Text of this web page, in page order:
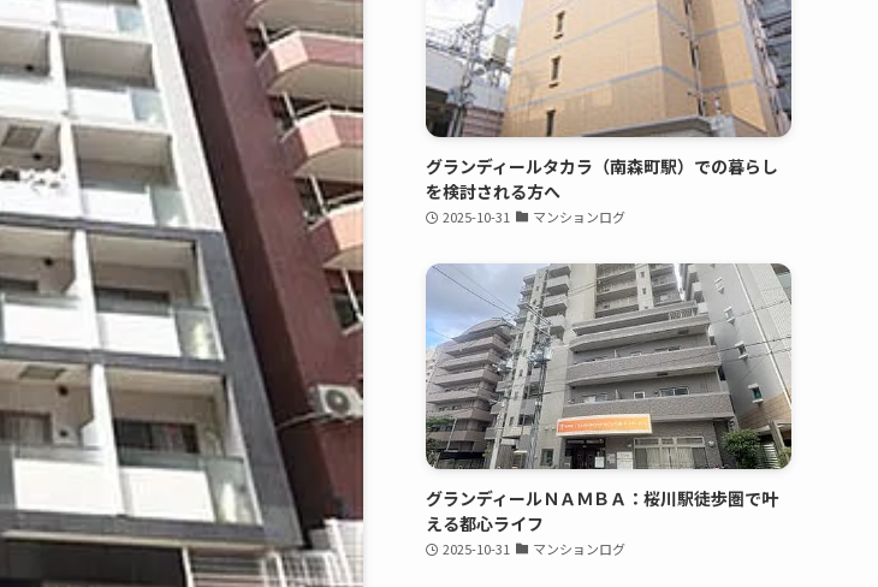
グランディールタカラ（南森町駅）での暮らし
を検討される方へ
2025-10-31 マンションログ
グランディールＮＡＭＢＡ：桜川駅徒歩圏で叶
える都心ライフ
2025-10-31 マンションログ